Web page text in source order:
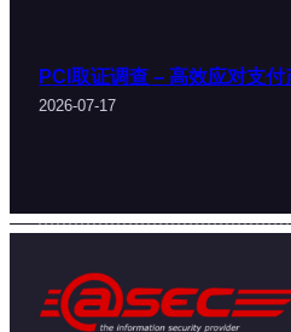
PCI取证调查 – 高效应对支
2026-07-17